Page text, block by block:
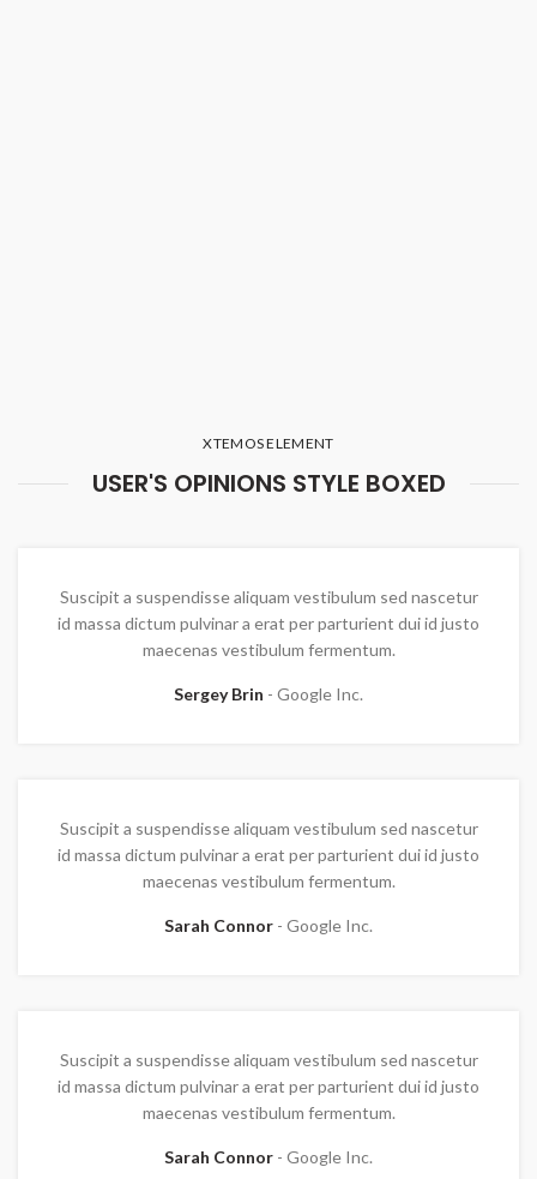
XTEMOS ELEMENT
USER'S OPINIONS STYLE BOXED
Suscipit a suspendisse aliquam vestibulum sed nascetur
id massa dictum pulvinar a erat per parturient dui id justo
maecenas vestibulum fermentum.
Sergey Brin Google Inc.
Suscipit a suspendisse aliquam vestibulum sed nascetur
id massa dictum pulvinar a erat per parturient dui id justo
maecenas vestibulum fermentum.
Sarah Connor Google Inc.
Suscipit a suspendisse aliquam vestibulum sed nascetur
id massa dictum pulvinar a erat per parturient dui id justo
maecenas vestibulum fermentum.
Sarah Connor Google Inc.